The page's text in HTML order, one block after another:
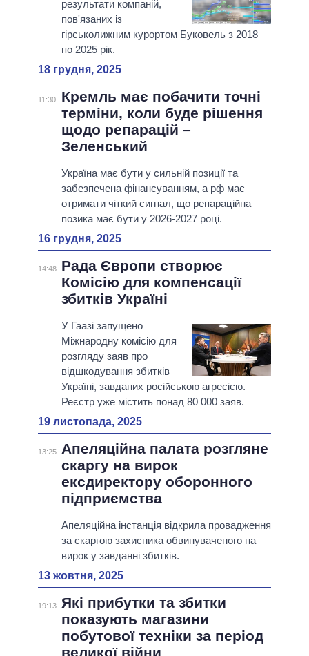
результати компаній,
пов'язаних із
гірськолижним курортом Буковель з 2018
по 2025 рік.
18 грудня, 2025
11:30
Кремль має побачити точні
терміни, коли буде рішення
щодо репарацій –
Зеленський
Україна має бути у сильній позиції та
забезпечена фінансуванням, а рф має
отримати чіткий сигнал, що репараційна
позика має бути у 2026-2027 році.
16 грудня, 2025
14:48
Рада Європи створює
Комісію для компенсації
збитків Україні
У Гаазі запущено
Міжнародну комісію для
розгляду заяв про
відшкодування збитків
Україні, завданих російською агресією.
Реєстр уже містить понад 80 000 заяв.
19 листопада, 2025
13:25
Апеляційна палата розгляне
скаргу на вирок
ексдиректору оборонного
підприємства
Апеляційна інстанція відкрила провадження
за скаргою захисника обвинуваченого на
вирок у завданні збитків.
13 жовтня, 2025
19:13
Які прибутки та збитки
показують магазини
побутової техніки за період
великої війни